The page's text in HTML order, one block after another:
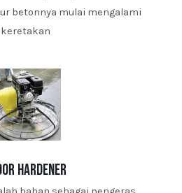
betonnya mulai mengalami
keretakan
hardener